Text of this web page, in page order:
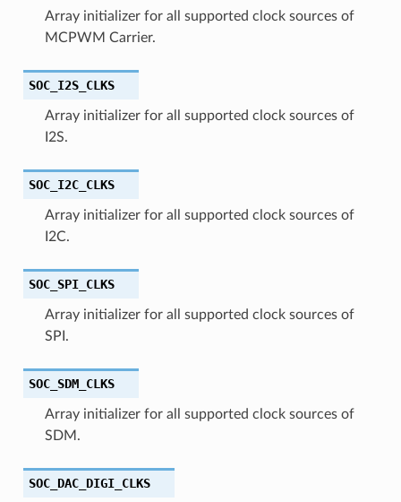
Array initializer for all supported clock sources of
MCPWM Carrier.
SOC_I2S_CLKS
Array initializer for all supported clock sources of
I2S.
SOC_I2C_CLKS
Array initializer for all supported clock sources of
I2C.
SOC_SPI_CLKS
Array initializer for all supported clock sources of
SPI.
SOC_SDM_CLKS
Array initializer for all supported clock sources of
SDM.
SOC_DAC_DIGI_CLKS